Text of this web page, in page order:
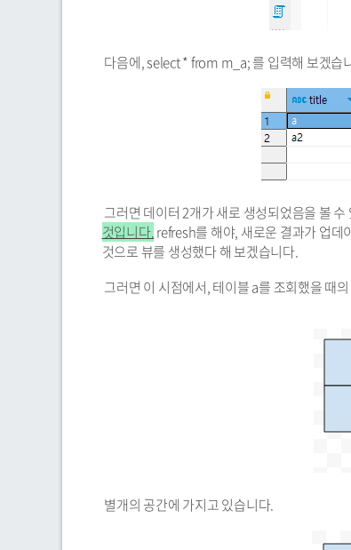
다음에, select * from m_a; 를 입력해 보겠습
그러면 데이터 2개가 새로 생성되었음을 볼
것입니다.refresh를 해야, 새로운 결과가 업
것으로 뷰를 생성했다 해 보겠습니다.
그러면 이 시점에서, 테이블 a를 조회했을 때
별개의 공간에 가지고 있습니다.